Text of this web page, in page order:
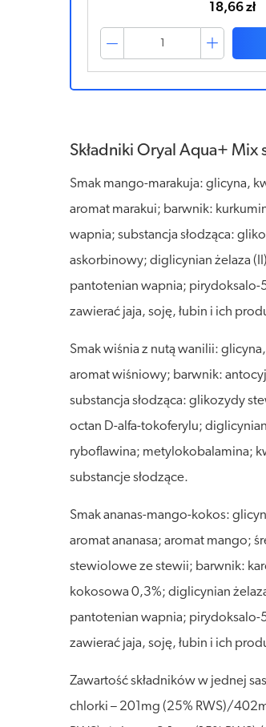
18,66 zł
Składniki Oryal Aqua+ Mix
Smak mango-marakuja: glicyna,
aromat marakui; barwnik:
wapnia; substancja słodząca:
askorbinowy; diglicynian żelaza
pantotenian wapnia;
zawierać jaja, soję, łubin i ich
Smak wiśnia z nutą wanilii:
aromat wiśniowy; barwnik:
substancja słodząca: glikozydy
octan D-alfa-tokoferylu;
ryboflawina; metylokobalamina;
substancje słodzące.
Smak ananas-mango-kokos:
aromat ananasa; aromat mango;
stewiolowe ze stewii; barwnik:
kokosowa 0,3%; diglicynian
pantotenian wapnia;
zawierać jaja, soję, łubin i ich
Zawartość składników w jednej
chlorki – 201mg (25% RWS)/